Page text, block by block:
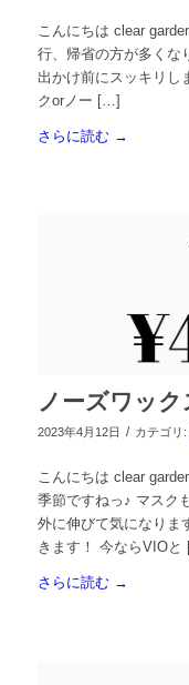
こんにちは clear
行、帰省の方が多く
出かけ前にスッキリし
クorノー […]
さらに読む→
ノーズワック
2023年4月12日 / カテゴリ:
こんにちは clear
季節ですねっ♪ マスク
外に伸びて気になりま
きます！ 今ならVIO
さらに読む→